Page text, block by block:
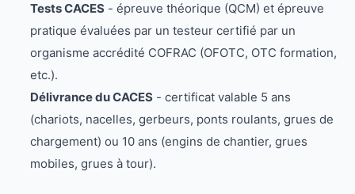
Tests CACES- épreuve théorique (QCM) et épreuve
pratique évaluées par un testeur certifié par un
organisme accrédité COFRAC (OFOTC, OTC formation,
etc.).
Délivrance du CACES- certificat valable 5 ans
(chariots, nacelles, gerbeurs, ponts roulants, grues de
chargement) ou 10 ans (engins de chantier, grues
mobiles, grues à tour).